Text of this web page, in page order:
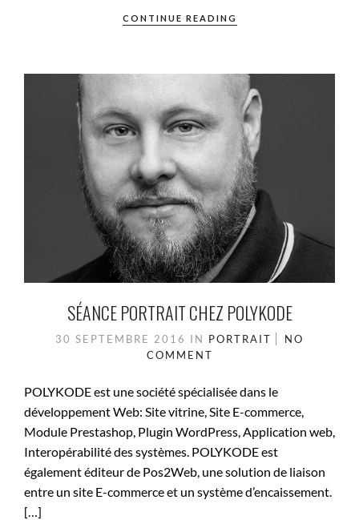
CONTINUE READING
SÉANCE PORTRAIT CHEZ POLYKODE
30 SEPTEMBRE 2016 IN PORTRAIT
NO
COMMENT
POLYKODE est une société spécialisée dans le
développement Web: Site vitrine, Site E-commerce,
Module Prestashop, Plugin WordPress, Application web,
Interopérabilité des systèmes. POLYKODE est
également éditeur de Pos2Web, une solution de liaison
entre un site E-commerce et un système d’encaissement.
[…]